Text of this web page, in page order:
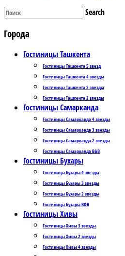
Search
Города
Гостиницы Ташкента
Гостиницы Ташкента 5 звезд
Гостиницы Ташкента 4 звезды
Гостиницы Ташкента 3 звезды
Гостиницы Ташкента 2 звезды
Гостиницы Самарканда
Гостиницы Самарканда 4 звезды
Гостиницы Самарканда 3 звезды
Гостиницы Самарканда 2 звезды
Гостиницы Самарканда B&B
Гостиницы Бухары
Гостиницы Бухары 4 звезды
Гостиницы Бухары 3 звезды
Гостиницы Бухары 2 звезды
Гостиницы Бухары B&B
Гостиницы Хивы
Гостиницы Хивы 3 звезды
Гостиницы Хивы 2 звезды
Гостиницы Хивы 4 звезды